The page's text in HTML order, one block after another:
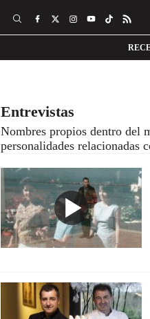
Entrevistas
Nombres propios dentro del
personalidades